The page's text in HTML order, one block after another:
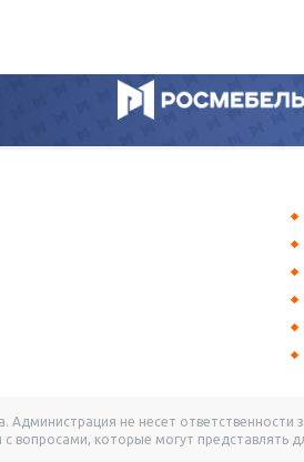
Администрация не несет
вопросами, которые могут представлять